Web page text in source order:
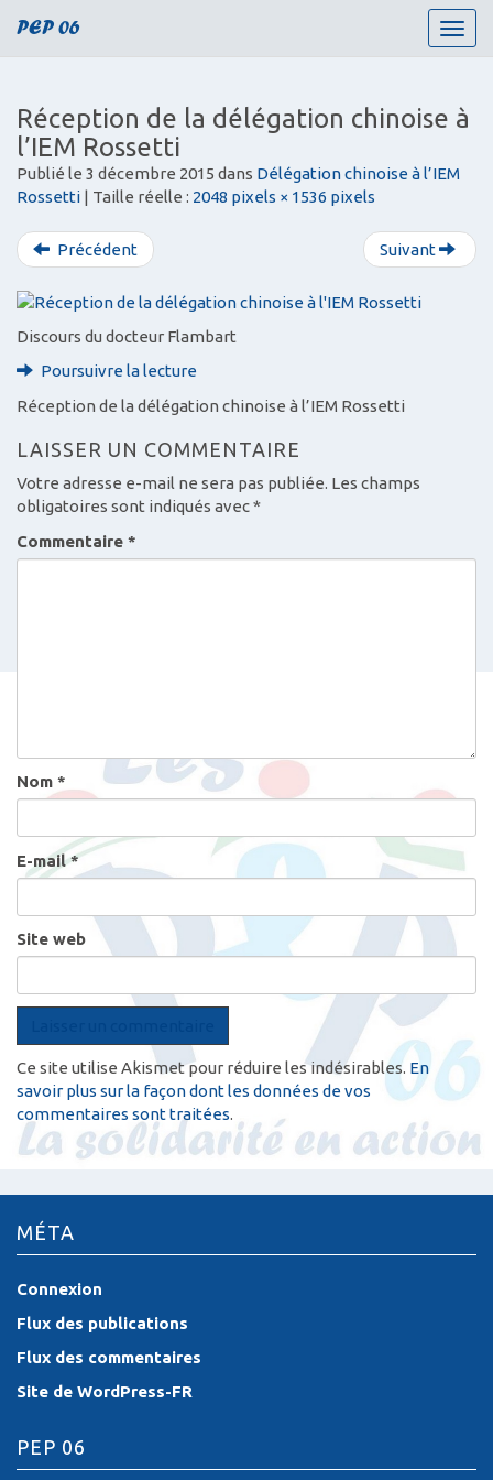
T
o
n
i
PEP 06
Réception de la délégation chinoise à
l’IEM Rossetti
Publié le 3 décembre 2015 dans Délégation chinoise à l’IEM
Rossetti | Taille réelle : 2048 pixels × 1536 pixels
Précédent Suivant
Discours du docteur Flambart
Poursuivre la lecture
Réception de la délégation chinoise à l’IEM Rossetti
LAISSER UN COMMENTAIRE
Votre adresse e-mail ne sera pas publiée. Les champs
obligatoires sont indiqués avec*
Commentaire *
Nom *
E-mail*
Site web
Ce site utilise Akismet pour réduire les indésirables. En
savoir plus sur la façon dont les données de vos
commentaires sont traitées.
MÉTA
Connexion
Flux des publications
Flux des commentaires
Site de WordPress-FR
PEP 06